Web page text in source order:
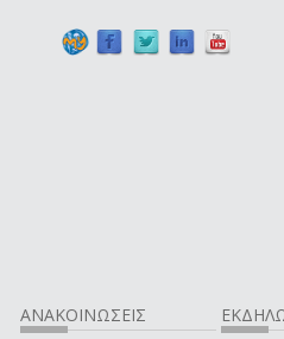
ΑΝΑΚΟΙΝΩΣΕΙΣ